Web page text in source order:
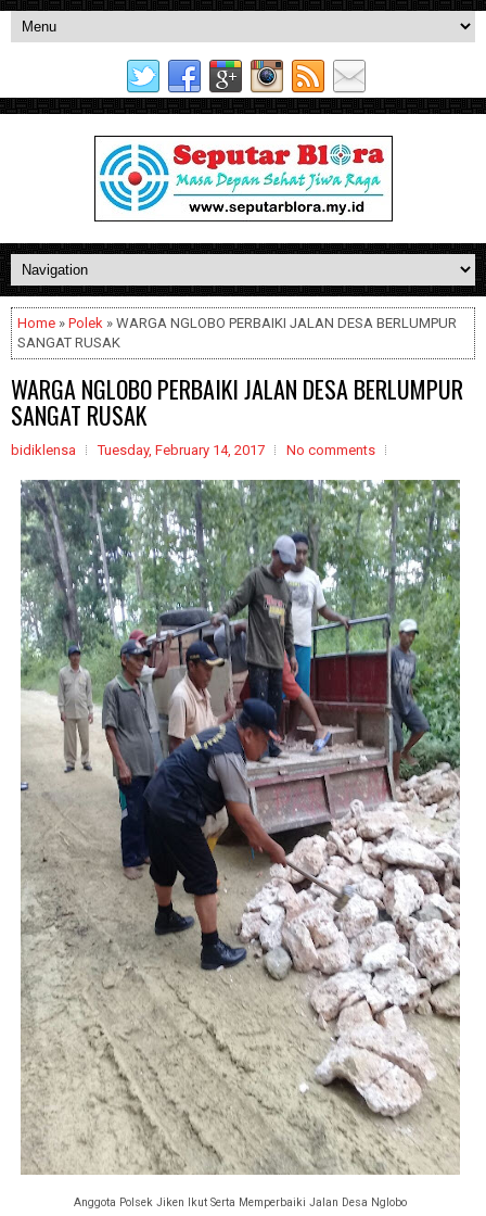
Home » Polek » WARGA NGLOBO PERBAIKI JALAN DESA BERLUMPUR
SANGAT RUSAK
WARGA NGLOBO PERBAIKI JALAN DESA BERLUMPUR
SANGAT RUSAK
bidiklensa Tuesday, February 14, 2017 No comments
Anggota Polsek Jiken Ikut Serta Memperbaiki Jalan Desa Nglobo